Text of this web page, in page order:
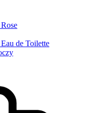
de Toilette